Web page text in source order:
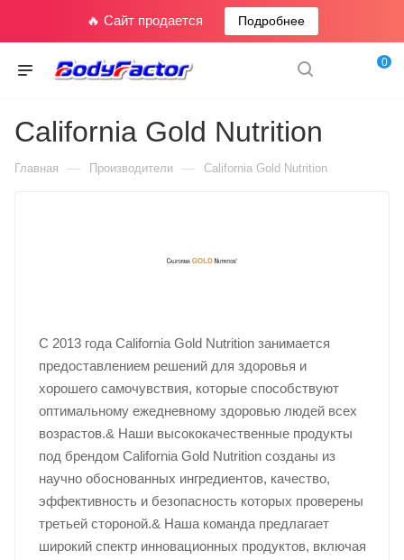
🔥 Сайт продается Подробнее
0
California Gold Nutrition
Главная — Производители — California Gold Nutrition
С 2013 года California Gold Nutrition занимается
предоставлением решений для здоровья и
хорошего самочувствия, которые способствуют
оптимальному ежедневному здоровью людей всех
возрастов.& Наши высококачественные продукты
под брендом California Gold Nutrition созданы из
научно обоснованных ингредиентов, качество,
эффективность и безопасность которых проверены
третьей стороной.& Наша команда предлагает
широкий спектр инновационных продуктов, включая